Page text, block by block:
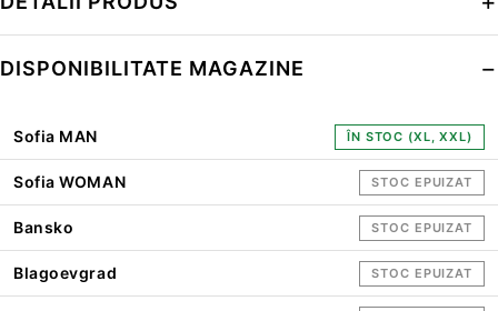
DISPONIBILITATE MAGAZINE
Sofia MAN ÎN STOC (XL, XXL)
Sofia WOMAN STOC EPUIZAT
Bansko STOC EPUIZAT
Blagoevgrad STOC EPUIZAT